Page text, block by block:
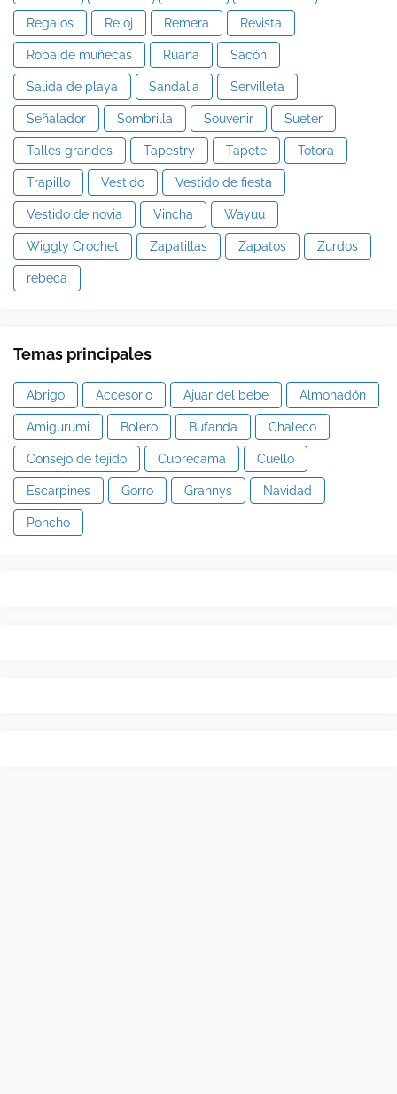
Regalos Reloj Remera Revista
Ropa de muñecas Ruana Sacón
Salida de playa Sandalia Servilleta
Señalador Sombrilla Souvenir Sueter
Talles grandes Tapestry Tapete Totora
Trapillo Vestido Vestido de fiesta
Vestido de novia Vincha Wayuu
Wiggly Crochet Zapatillas Zapatos Zurdos
rebeca
Temas principales
Abrigo Accesorio Ajuar del bebe Almohadón
Amigurumi Bolero Bufanda Chaleco
Consejo de tejido Cubrecama Cuello
Escarpines Gorro Grannys Navidad
Poncho